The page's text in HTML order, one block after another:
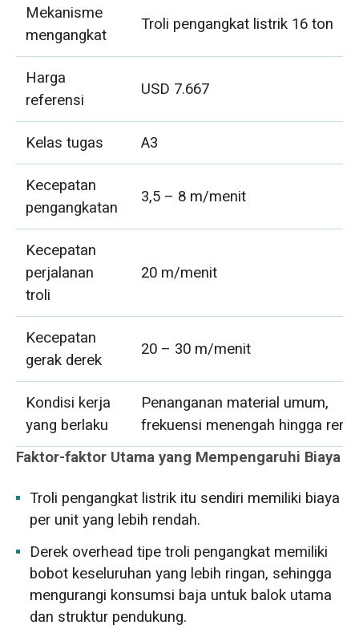
Mekanisme
mengangkat
Troli pengangkat listrik 16 ton
Harga
referensi
USD 7.667
Kelas tugas
A3
Kecepatan
pengangkatan
3,5 – 8 m/menit
Kecepatan
perjalanan
troli
20 m/menit
Kecepatan
gerak derek
20 – 30 m/menit
Kondisi kerja
yang berlaku
Penanganan material umum,
frekuensi menengah hingga
Faktor-faktor Utama yang Mempengaruhi Biaya
Troli pengangkat listrik itu sendiri memiliki biaya
per unit yang lebih rendah.
Derek overhead tipe troli pengangkat memiliki
bobot keseluruhan yang lebih ringan, sehingga
mengurangi konsumsi baja untuk balok utama
dan struktur pendukung.